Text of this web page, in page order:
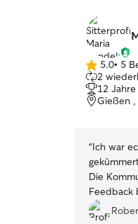
5.0
von
5
Sternen
5.0• 5
2
12
Gießen
“Ich war
Die
Feedback
klasse.”